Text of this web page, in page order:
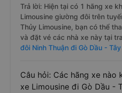
Trả lời: Hiện tại có 1 hãng xe
Limousine giường đôi trên
Thủy Limousine, bạn có thể
và đặt vé các nhà xe này tại
đôi Ninh Thuận đi Gò Dầu -
Câu hỏi: Các hãng xe nào
xe Limousine đi Gò Dầu -